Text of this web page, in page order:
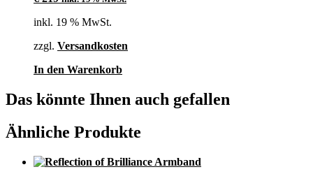
inkl. 19 % MwSt.
zzgl. Versandkosten
In den Warenkorb
Das könnte Ihnen auch gefallen
Ähnliche Produkte